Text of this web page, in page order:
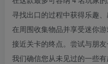
寻找出口的过程中获得乐趣
在周围收集物品并享受迷你
接近关卡的终点。尝试与朋友
我们确信您从未见过的一些有